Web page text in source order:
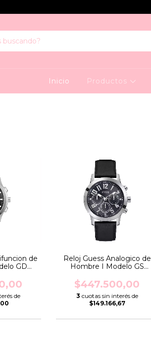
Inicio Productos
de
GD
de
Reloj Guess Analogico de
Hombre I Modelo GS
$447.500,00
3 cuotas sin interés de
$149.166,67